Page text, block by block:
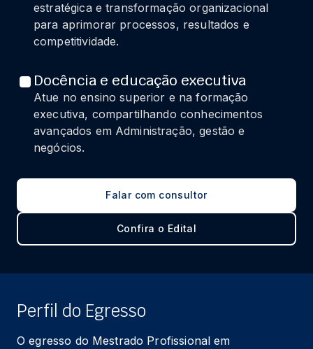
estratégica e transformação organizacional
para aprimorar processos, resultados e
competitividade.
Docência e educação executiva
Atue no ensino superior e na formação
executiva, compartilhando conhecimentos
avançados em Administração, gestão e
negócios.
Confira o Edital
Falar com consultor
Perfil do Egresso
O egresso do Mestrado Profissional em